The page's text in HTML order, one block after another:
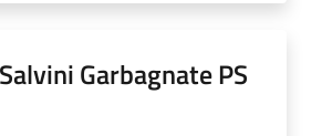
Garbagnate PS